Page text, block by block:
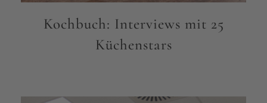
Kochbuch: Interviews mit 25
Küchenstars